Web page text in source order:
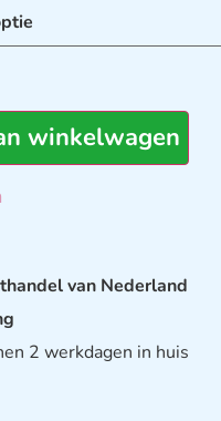
winkelwagen
van Nederland
2 werkdagen in huis